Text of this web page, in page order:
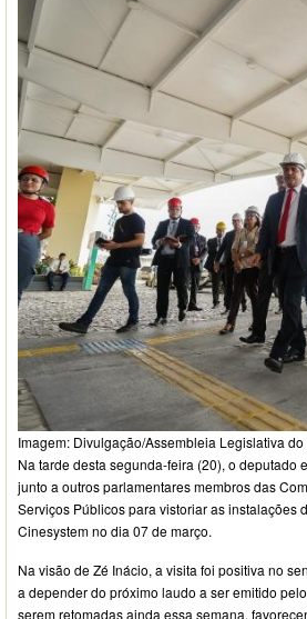
Imagem: Divulgação/Assembleia Legislativa
Na tarde desta segunda-feira (20), o deputado
junto a outros parlamentares membros das
Serviços Públicos para vistoriar as
Cinesystem no dia 07 de março.
Na visão de Zé Inácio, a visita foi positiva no
a depender do próximo laudo a ser emitido
serem retomadas ainda essa semana,